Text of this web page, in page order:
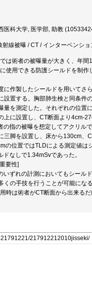
医科大学, 医学部, 助教
射線被曝 / CT / インターベンシ
は術者の被曝量が大きく、年
使用できる防護シールドを制作
に作製したシールドを用いてさ
設置する。胸部肺生検と同条件
量を測定した。それぞれの位置
上に設置し、CT断面より4cm-
の指の被曝を想定してアクリル
三脚を設置し、床から130cm、
の位置ではTLDによる測定値
ドなしで1.34mSvであった。
要性]
いずれの計測においてもシール
くの手技を行うことが可能にな
時は術者がCT断面から出来る